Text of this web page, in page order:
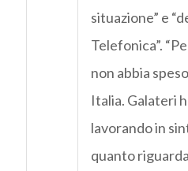
situazione” e
Telefonica”.
non abbia
Italia. Galateri
lavorando in
quanto